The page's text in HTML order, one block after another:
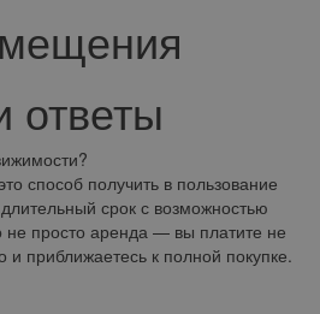
ответы
способ получить в пользование
срок с возможностью
просто аренда — вы платите не
и приближаетесь к полной покупке.